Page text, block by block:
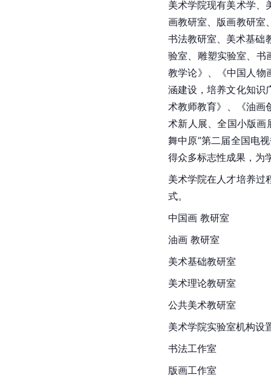
美术学院现有美术学、
画教研室、版画教研室
书法教研室、美术基础
验室、雕塑实验室、书
教学论》、《中国人物
涵建设，培养文化知识
术教师教育》、《油画
术新人展、全国小版画
舞中原”第二届全国电
得众多标志性成果，为
美术学院在人才培养过
式。
中国画 教研室
油画 教研室
美术基础教研室
美术理论教研室
公共美术教研室
美术学院实验室机构设
书法工作室
版画工作室